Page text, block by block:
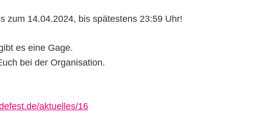
zum 14.04.2024, bis spätestens 23:59 Uhr!
es eine Gage.
bei der Organisation.
aktuelles/16